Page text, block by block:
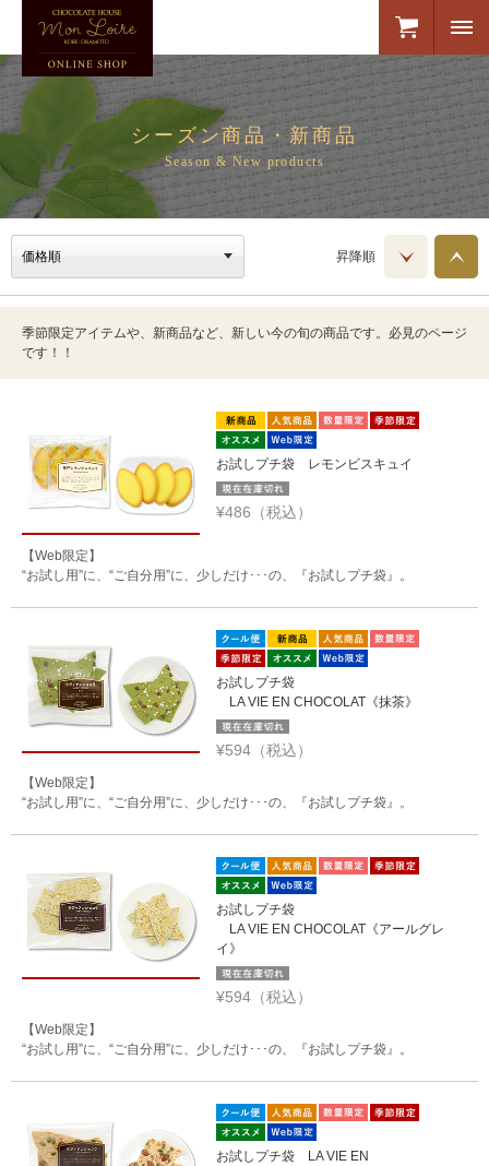
シーズン商品・新商品
Season & New products
昇降順
季節限定アイテムや、新商品など、新しい今の旬の商品です。必見のページ
です！！
お試しプチ袋 レモンビスキュイ
¥486（税込）
【Web限定】
“お試し用”に、“ご自分用”に、少しだけ･･･の、『お試しプチ袋』。
お試しプチ袋
LA VIE EN CHOCOLAT《抹茶》
¥594（税込）
【Web限定】
“お試し用”に、“ご自分用”に、少しだけ･･･の、『お試しプチ袋』。
お試しプチ袋
LA VIE EN CHOCOLAT《アールグレ
イ》
¥594（税込）
【Web限定】
“お試し用”に、“ご自分用”に、少しだけ･･･の、『お試しプチ袋』。
お試しプチ袋 LA VIE EN